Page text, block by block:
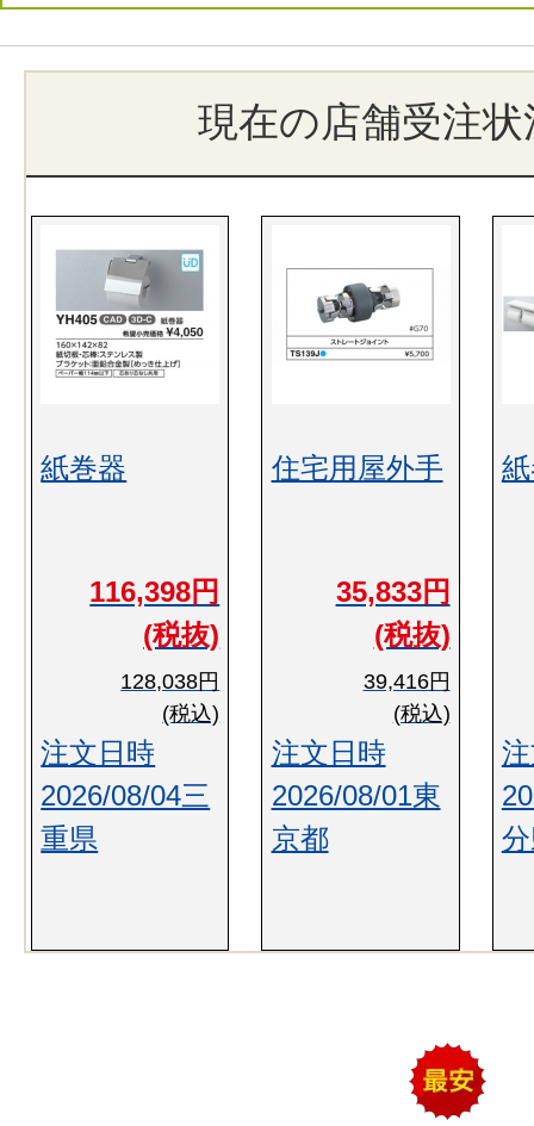
現在の店舗受注状
紙巻器
116,398円
(税抜)
128,038円
(税込)
注文日時
2026/08/04三
重県
住宅用屋外手
35,833円
(税抜)
39,416円
(税込)
注文日時
2026/08/01東
京都